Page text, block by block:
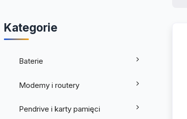
Kategorie
Baterie
Modemy i routery
Pendrive i karty pamięci